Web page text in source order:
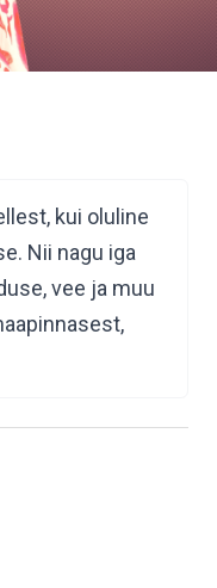
kui oluline
Nii nagu iga
vee ja muu